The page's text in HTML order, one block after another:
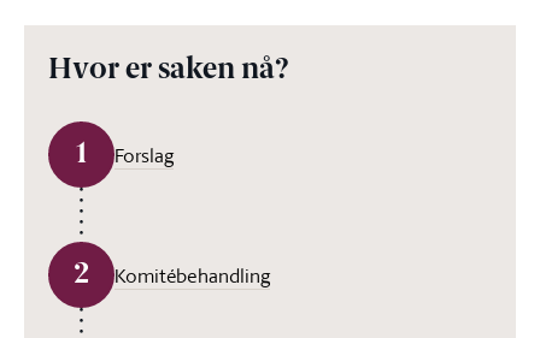
Hvor er saken nå?
1 Forslag
2 Komitébehandling